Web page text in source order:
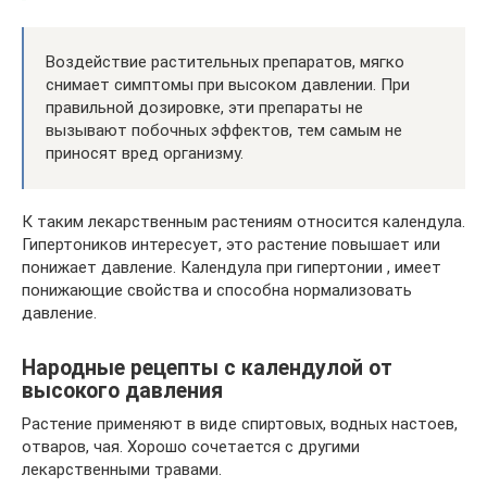
Воздействие растительных препаратов, мягко
снимает симптомы при высоком давлении. При
правильной дозировке, эти препараты не
вызывают побочных эффектов, тем самым не
приносят вред организму.
К таким лекарственным растениям относится календула.
Гипертоников интересует, это растение повышает или
понижает давление. Календула при гипертонии , имеет
понижающие свойства и способна нормализовать
давление.
Народные рецепты с календулой от
высокого давления
Растение применяют в виде спиртовых, водных настоев,
отваров, чая. Хорошо сочетается с другими
лекарственными травами.